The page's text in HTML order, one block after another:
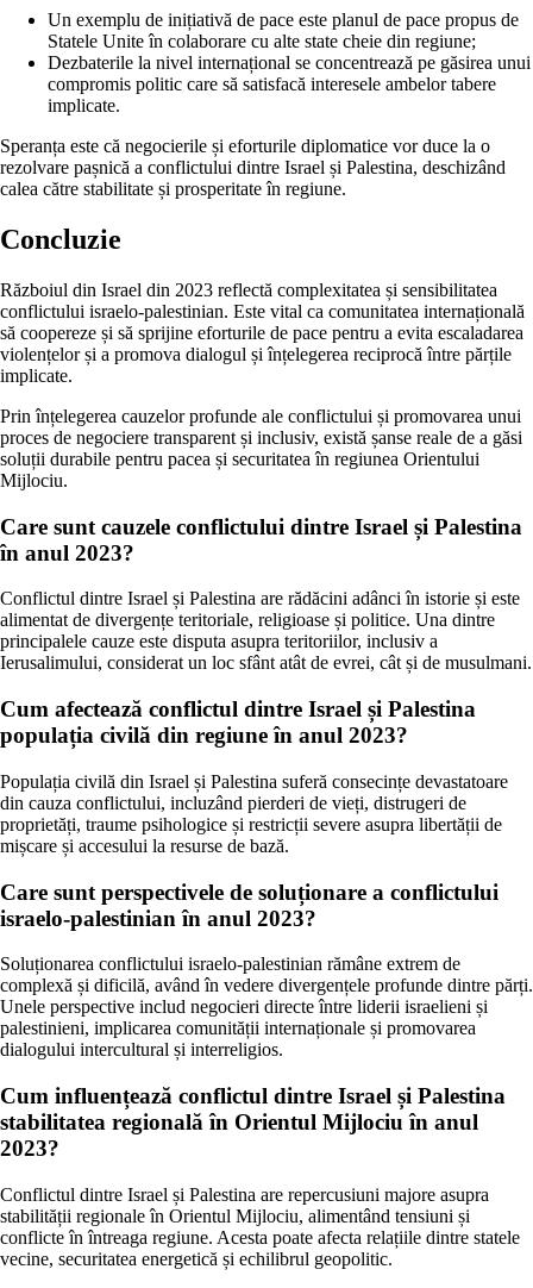
Un exemplu de inițiativă de pace este planul de pace propus de
Statele Unite în colaborare cu alte state cheie din regiune;
Dezbaterile la nivel internațional se concentrează pe găsirea unui
compromis politic care să satisfacă interesele ambelor tabere
implicate.
Speranța este că negocierile și eforturile diplomatice vor duce la o
rezolvare pașnică a conflictului dintre Israel și Palestina, deschizând
calea către stabilitate și prosperitate în regiune.
Concluzie
Războiul din Israel din 2023 reflectă complexitatea și sensibilitatea
conflictului israelo-palestinian. Este vital ca comunitatea internațională
să coopereze și să sprijine eforturile de pace pentru a evita escaladarea
violențelor și a promova dialogul și înțelegerea reciprocă între părțile
implicate.
Prin înțelegerea cauzelor profunde ale conflictului și promovarea unui
proces de negociere transparent și inclusiv, există șanse reale de a găsi
soluții durabile pentru pacea și securitatea în regiunea Orientului
Mijlociu.
Care sunt cauzele conflictului dintre Israel și Palestina
în anul 2023?
Conflictul dintre Israel și Palestina are rădăcini adânci în istorie și este
alimentat de divergențe teritoriale, religioase și politice. Una dintre
principalele cauze este disputa asupra teritoriilor, inclusiv a
Ierusalimului, considerat un loc sfânt atât de evrei, cât și de musulmani.
Cum afectează conflictul dintre Israel și Palestina
populația civilă din regiune în anul 2023?
Populația civilă din Israel și Palestina suferă consecințe devastatoare
din cauza conflictului, incluzând pierderi de vieți, distrugeri de
proprietăți, traume psihologice și restricții severe asupra libertății de
mișcare și accesului la resurse de bază.
Care sunt perspectivele de soluționare a conflictului
israelo-palestinian în anul 2023?
Soluționarea conflictului israelo-palestinian rămâne extrem de
complexă și dificilă, având în vedere divergențele profunde dintre părți.
Unele perspective includ negocieri directe între liderii israelieni și
palestinieni, implicarea comunității internaționale și promovarea
dialogului intercultural și interreligios.
Cum influențează conflictul dintre Israel și Palestina
stabilitatea regională în Orientul Mijlociu în anul
2023?
Conflictul dintre Israel și Palestina are repercusiuni majore asupra
stabilității regionale în Orientul Mijlociu, alimentând tensiuni și
conflicte în întreaga regiune. Acesta poate afecta relațiile dintre statele
vecine, securitatea energetică și echilibrul geopolitic.